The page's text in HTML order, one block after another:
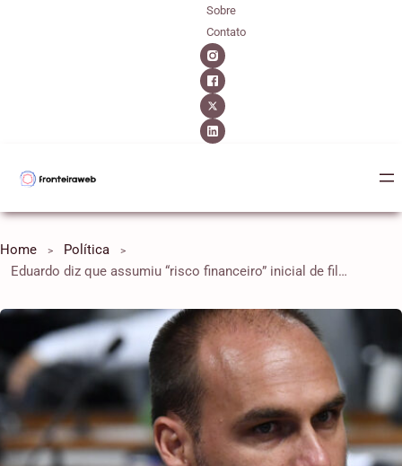
Sobre
Contato
Home
Política
Eduardo diz que assumiu “risco financeiro” inicial de filme sobre Bolsonaro, mas nega gestão